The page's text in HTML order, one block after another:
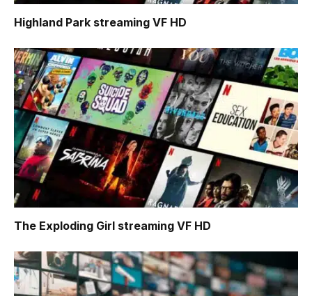
Highland Park streaming VF HD
The Exploding Girl streaming VF HD